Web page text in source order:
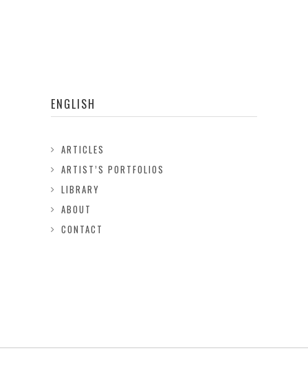
ENGLISH
ARTICLES
ARTIST’S PORTFOLIOS
LIBRARY
ABOUT
CONTACT